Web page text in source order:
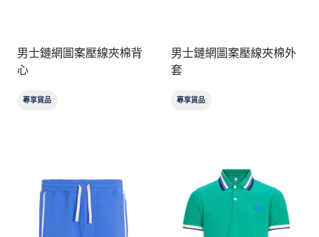
男士鏈網圖案壓線夾棉背
心
專享貨品
男士鏈網圖案壓線夾棉外
套
專享貨品